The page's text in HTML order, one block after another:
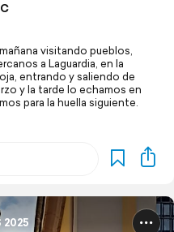
visitando pueblos,
a Laguardia, en la
entrando y saliendo de
y la tarde lo echamos en
para la huella siguiente.
2025